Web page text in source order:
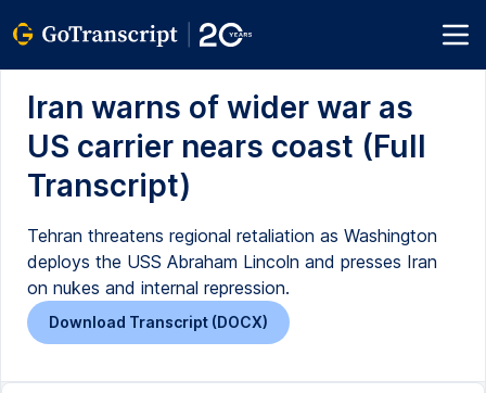
Iran warns of wider war as
US carrier nears coast (Full
Transcript)
Tehran threatens regional retaliation as Washington
deploys the USS Abraham Lincoln and presses Iran
on nukes and internal repression.
Download Transcript (DOCX)